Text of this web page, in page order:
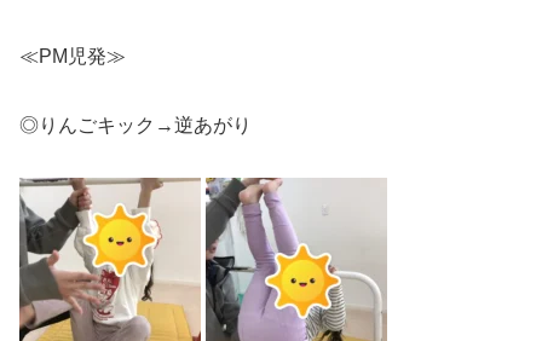
≪PM児発≫
◎りんごキック→逆あがり